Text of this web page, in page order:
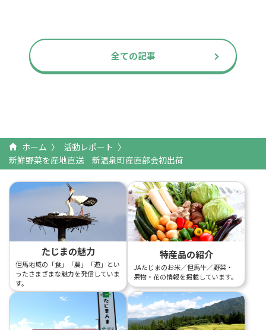
全ての記事
ホーム
活動レポート
新鮮野菜を産地直送 新温泉町産直部会初出荷
たじまの魅力
但馬地域の「食」「農」「遊」とい
ったさまざまな魅力を発信していま
す。
特産品の紹介
JAたじまのお米／但馬牛／野菜・
果物・花の情報を掲載しています。